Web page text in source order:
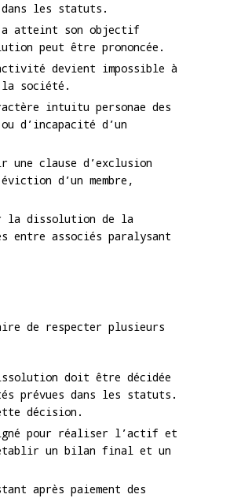
dans les statuts.
atteint son objectif
peut être prononcée.
devient impossible à
la société.
intuitu personae des
d’incapacité d’un
clause d’exclusion
d’un membre,
la dissolution de la
entre associés paralysant
de respecter plusieurs
doit être décidée
prévues dans les statuts.
décision.
pour réaliser l’actif et
un bilan final et un
après paiement des